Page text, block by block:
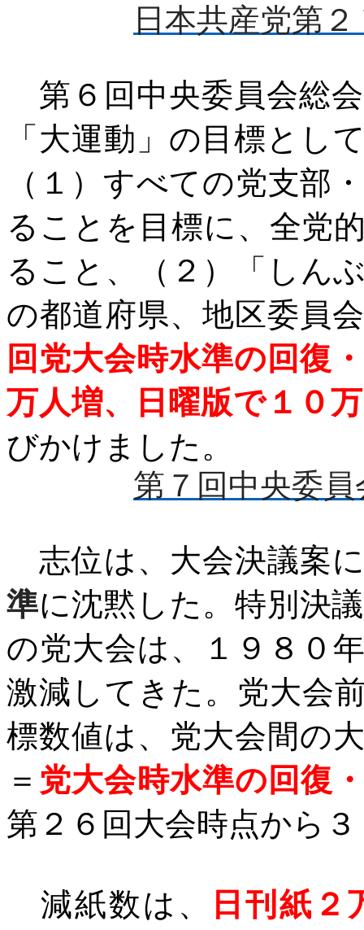
日本共産党第
第６回中央委員会総
「大運動」の目標とし
（１）すべての党支部
ることを目標に、全党
ること、（２）「しん
の都道府県、地区委員
回党大会時水準の回復
万人増、日曜版で１０
びかけました。
第７回中央委
志位は、大会決議案
準に沈黙した。特別決
の党大会は、１９８０
激減してきた。党大会
標数値は、党大会間の
＝ 党大会時水準の回復
第２６回大会時点から
減紙数は、
日刊紙２